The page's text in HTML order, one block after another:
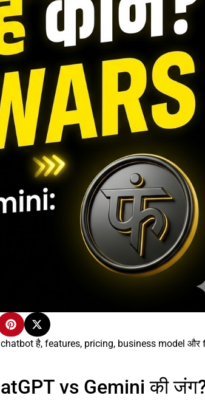
chatbot है, features, pricing, business model और
vs Gemini की